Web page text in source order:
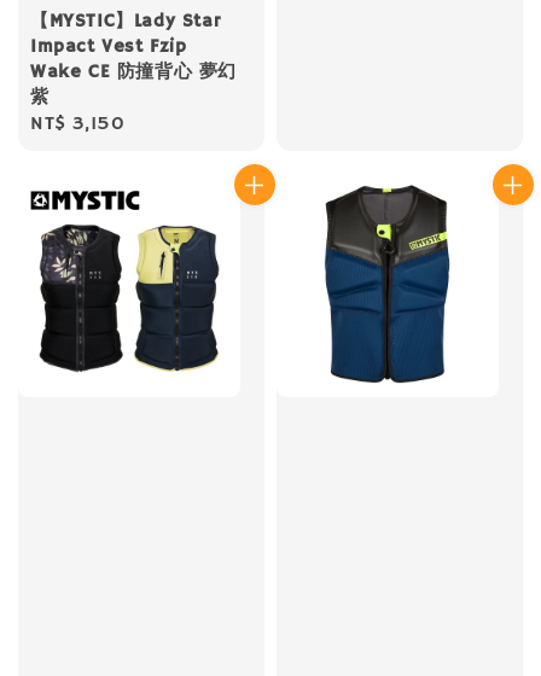
【MYSTIC】Lady Star
Impact Vest Fzip
Wake CE 防撞背心 夢幻
紫
Regular
NT$ 3,150